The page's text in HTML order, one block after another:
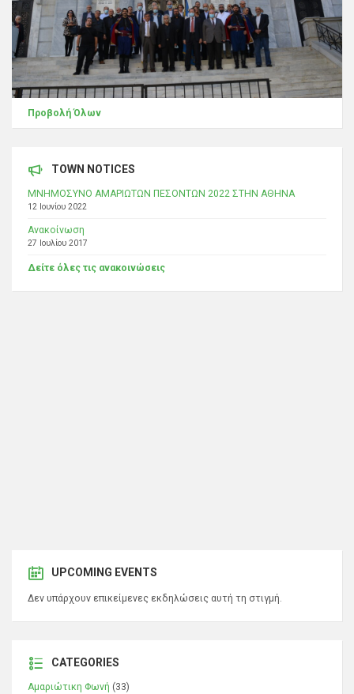
Προβολή Όλων
TOWN NOTICES
ΜΝΗΜΟΣΥΝΟ ΑΜΑΡΙΩΤΩΝ ΠΕΣΟΝΤΩΝ 2022 ΣΤΗΝ ΑΘΗΝΑ
12 Ιουνίου 2022
Ανακοίνωση
27 Ιουλίου 2017
Δείτε όλες τις ανακοινώσεις
UPCOMING EVENTS
Δεν υπάρχουν επικείμενες εκδηλώσεις αυτή τη στιγμή.
CATEGORIES
Αμαριώτικη Φωνή (33)